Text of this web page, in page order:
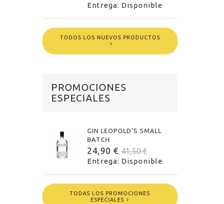
Entrega: Disponible
TODOS LOS NUEVOS PRODUCTOS
PROMOCIONES
ESPECIALES
GIN LEOPOLD'S SMALL
BATCH
24,90 € 41,50 €
Entrega: Disponible
TODAS LOS PROMOCIONES
ESPECIALES